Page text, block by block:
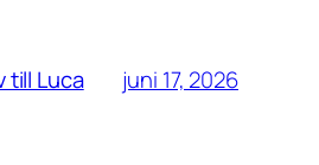
till Luca juni 17, 2026